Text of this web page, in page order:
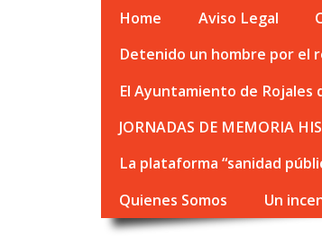
Home Aviso Legal
Detenido un hombre por el
El Ayuntamiento de
JORNADAS DE MEMORIA
La plataforma “sanidad
Quienes Somos
Un